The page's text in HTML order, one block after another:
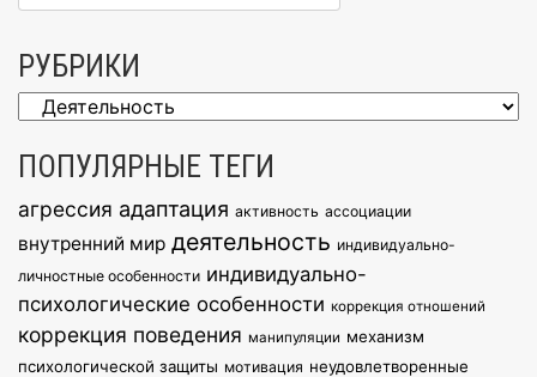
РУБРИКИ
Рубрики
ПОПУЛЯРНЫЕ ТЕГИ
агрессия адаптация активность ассоциации
внутренний мир деятельность индивидуально-
личностные особенности индивидуально-
психологические особенности коррекция отношений
коррекция поведения манипуляции механизм
психологической защиты мотивация неудовлетворенные